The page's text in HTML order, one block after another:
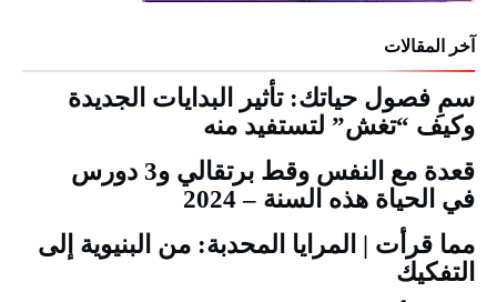
آخر المقالات
سمِ فصول حياتك: تأثير البدايات الجديدة
وكيف “تغش” لتستفيد منه
قعدة مع النفس وقط برتقالي و3 دورس
في الحياة هذه السنة – 2024
مما قرأت | المرايا المحدبة: من البنيوية إلى
التفكيك